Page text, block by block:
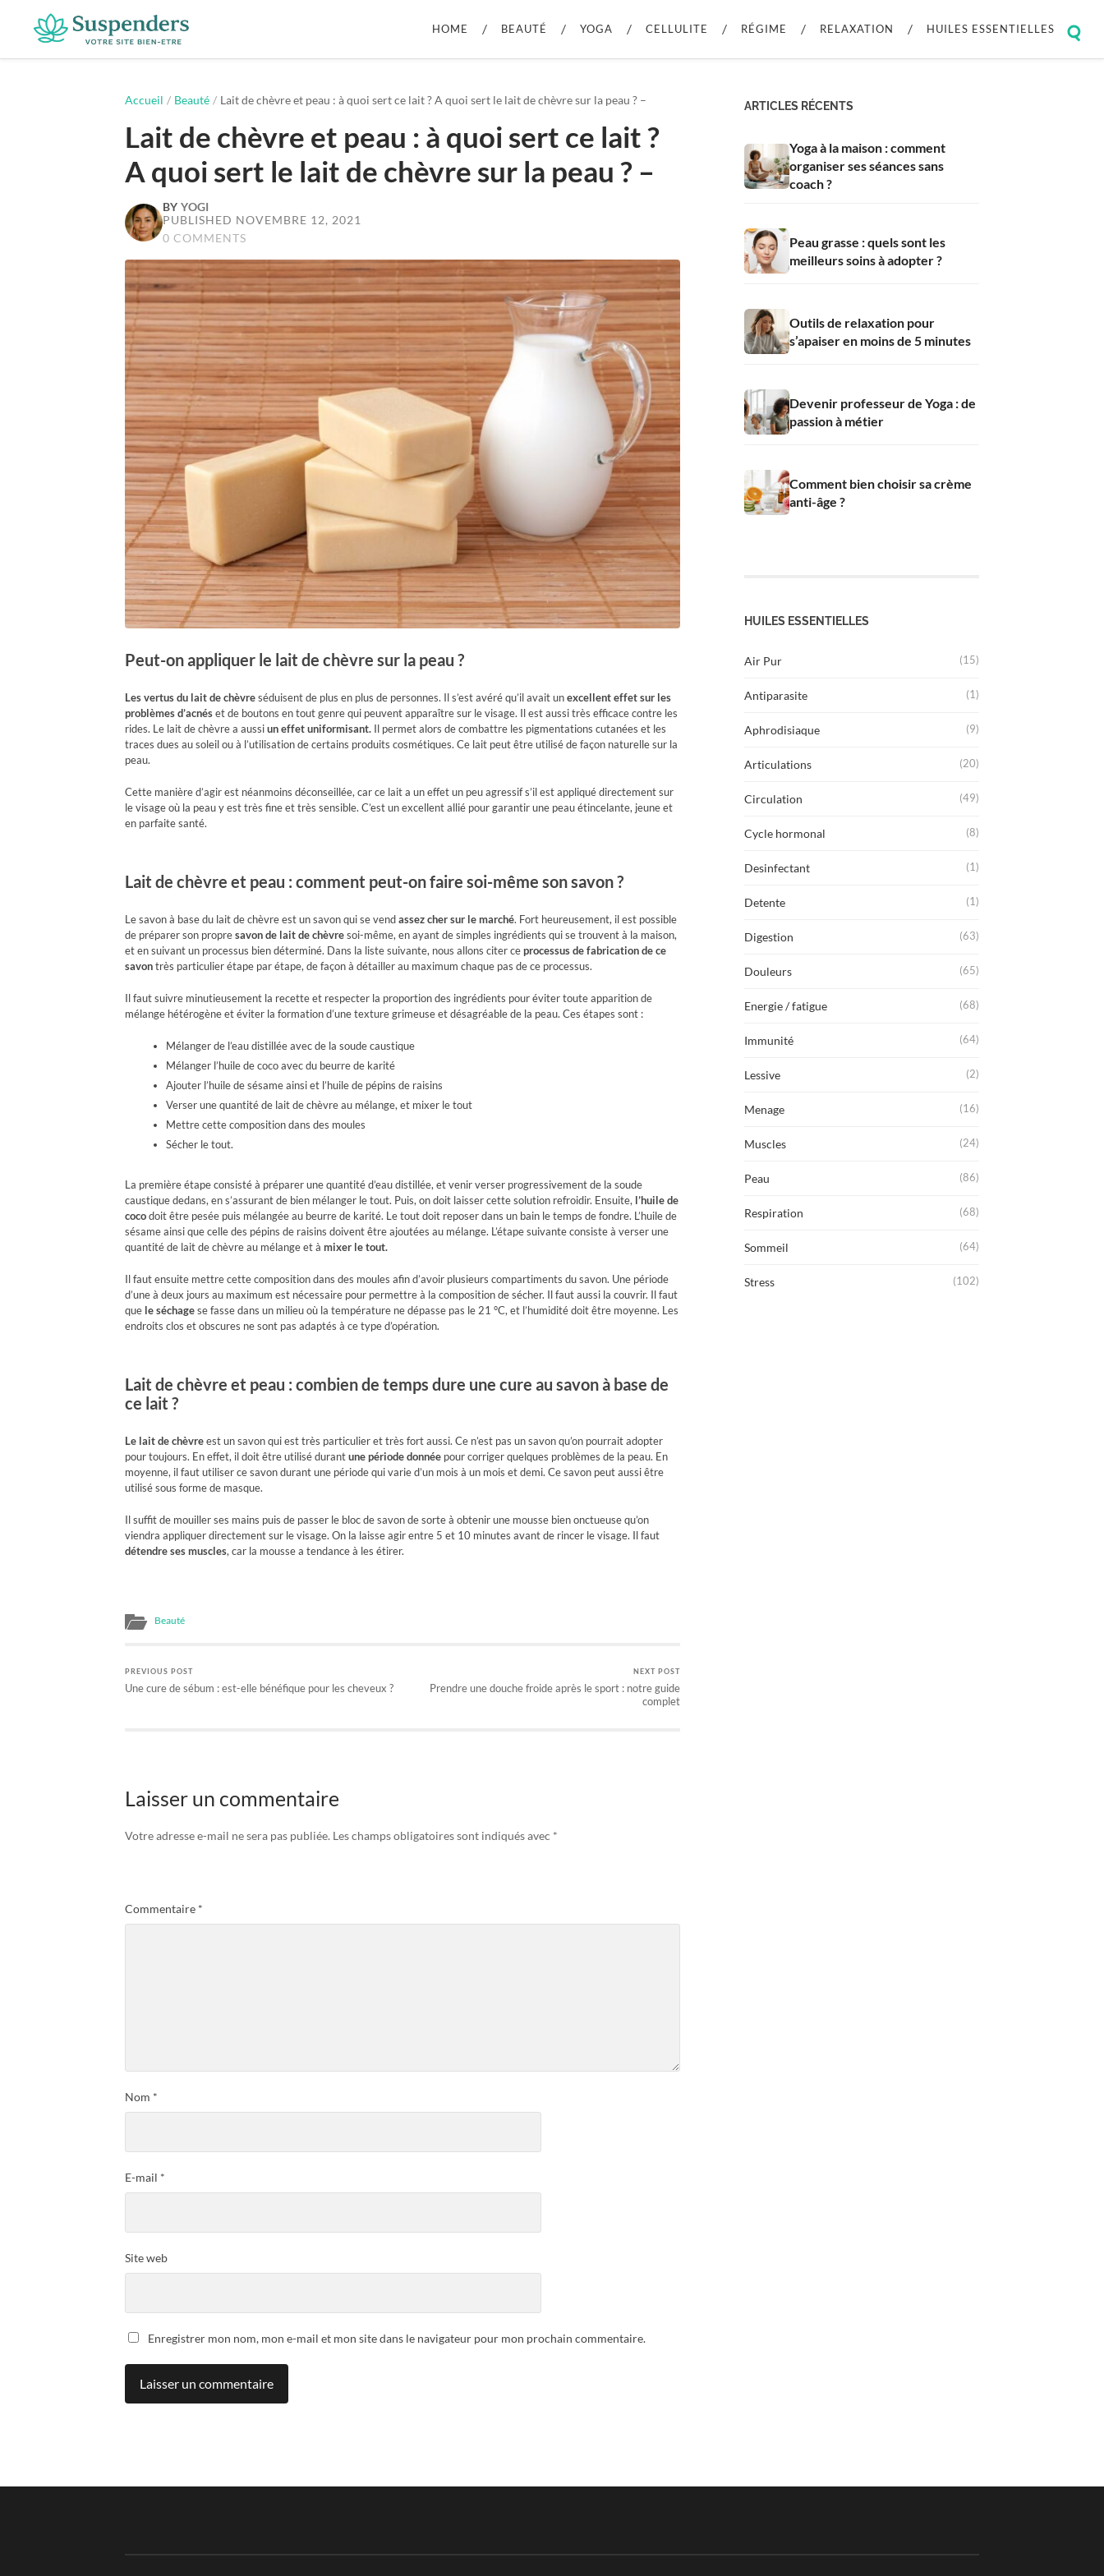
HOME BEAUTÉ YOGA CELLULITE RÉGIME RELAXATION HUILES ESSENTIELLES
field
Accueil / Beauté / Lait de chèvre et peau : à quoi sert ce lait ? A quoi sert le lait de chèvre sur la peau ? –
Lait de chèvre et peau : à quoi sert ce lait ?
A quoi sert le lait de chèvre sur la peau ? –
BYYOGI
PUBLISHED NOVEMBRE 12, 2021
0 COMMENTS
Peut-on appliquer le lait de chèvre sur la peau ?
Les vertus du lait de chèvreséduisent de plus en plus de personnes. Il s’est avéré qu’il avait unexcellent effet sur les
problèmes d’acnéset de boutons en tout genre qui peuvent apparaître sur le visage. Il est aussi très efficace contre les
rides. Le lait de chèvre a aussiun effet uniformisant. Il permet alors de combattre les pigmentations cutanées et les
traces dues au soleil ou à l’utilisation de certains produits cosmétiques. Ce lait peut être utilisé de façon naturelle sur la
peau.
Cette manière d’agir est néanmoins déconseillée, car ce lait a un effet un peu agressif s’il est appliqué directement sur
le visage où la peau y est très fine et très sensible. C’est un excellent allié pour garantir une peau étincelante, jeune et
en parfaite santé.
Lait de chèvre et peau : comment peut-on faire soi-même son savon ?
Le savon à base du lait de chèvre est un savon qui se vendassez cher sur le marché. Fort heureusement, il est possible
de préparer son propresavon de lait de chèvresoi-même, en ayant de simples ingrédients qui se trouvent à la maison,
et en suivant un processus bien déterminé. Dans la liste suivante, nous allons citer ceprocessus de fabrication de ce
savontrès particulier étape par étape, de façon à détailler au maximum chaque pas de ce processus.
Il faut suivre minutieusement la recette et respecter la proportion des ingrédients pour éviter toute apparition de
mélange hétérogène et éviter la formation d’une texture grimeuse et désagréable de la peau. Ces étapes sont :
Mélanger de l’eau distillée avec de la soude caustique
Mélanger l’huile de coco avec du beurre de karité
Ajouter l’huile de sésame ainsi et l’huile de pépins de raisins
Verser une quantité de lait de chèvre au mélange, et mixer le tout
Mettre cette composition dans des moules
Sécher le tout.
La première étape consisté à préparer une quantité d’eau distillée, et venir verser progressivement de la soude
caustique dedans, en s’assurant de bien mélanger le tout. Puis, on doit laisser cette solution refroidir. Ensuite, l’huile de
cocodoit être pesée puis mélangée au beurre de karité. Le tout doit reposer dans un bain le temps de fondre. L’huile de
sésame ainsi que celle des pépins de raisins doivent être ajoutées au mélange. L’étape suivante consiste à verser une
quantité de lait de chèvre au mélange et à mixer le tout.
Il faut ensuite mettre cette composition dans des moules afin d’avoir plusieurs compartiments du savon. Une période
d’une à deux jours au maximum est nécessaire pour permettre à la composition de sécher. Il faut aussi la couvrir. Il faut
que le séchagese fasse dans un milieu où la température ne dépasse pas le 21 °C, et l’humidité doit être moyenne. Les
endroits clos et obscures ne sont pas adaptés à ce type d’opération.
Lait de chèvre et peau : combien de temps dure une cure au savon à base de
ce lait ?
Le lait de chèvreest un savon qui est très particulier et très fort aussi. Ce n’est pas un savon qu’on pourrait adopter
pour toujours. En effet, il doit être utilisé durantune période donnée pour corriger quelques problèmes de la peau. En
moyenne, il faut utiliser ce savon durant une période qui varie d’un mois à un mois et demi. Ce savon peut aussi être
utilisé sous forme de masque.
Il suffit de mouiller ses mains puis de passer le bloc de savon de sorte à obtenir une mousse bien onctueuse qu’on
viendra appliquer directement sur le visage. On la laisse agir entre 5 et 10 minutes avant de rincer le visage. Il faut
détendre ses muscles, car la mousse a tendance à les étirer.
Beauté
PREVIOUS POST
Une cure de sébum : est-elle bénéfique pour les cheveux ?
NEXT POST
Prendre une douche froide après le sport : notre guide
complet
Laisser un commentaire
Votre adresse e-mail ne sera pas publiée. Les champs obligatoires sont indiqués avec *
Commentaire *
Nom *
E-mail *
Site web
Enregistrer mon nom, mon e-mail et mon site dans le navigateur pour mon prochain commentaire.
ARTICLES RÉCENTS
Yoga à la maison : comment
organiser ses séances sans
coach ?
Peau grasse : quels sont les
meilleurs soins à adopter ?
Outils de relaxation pour
s’apaiser en moins de 5 minutes
Devenir professeur de Yoga : de
passion à métier
Comment bien choisir sa crème
anti-âge ?
HUILES ESSENTIELLES
Air Pur (15)
Antiparasite (1)
Aphrodisiaque (9)
Articulations (20)
Circulation (49)
Cycle hormonal (8)
Desinfectant (1)
Detente (1)
Digestion (63)
Douleurs (65)
Energie / fatigue (68)
Immunité (64)
Lessive (2)
Menage (16)
Muscles (24)
Peau (86)
Respiration (68)
Sommeil (64)
Stress (102)